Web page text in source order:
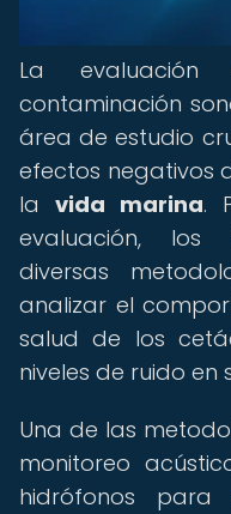
La
contaminación
área de estudio
efectos negativos
la vida marina.
evaluación, los
diversas
analizar el
salud de los
niveles de ruido en
Una de las
monitoreo
hidrófonos